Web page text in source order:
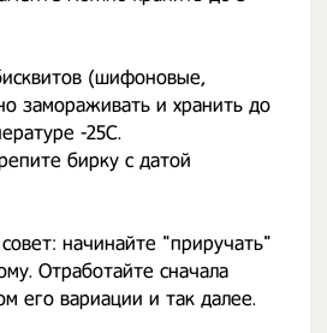
(шифоновые,
замораживать и хранить до
-25С.
бирку с датой
начинайте "приручать"
Отработайте сначала
его вариации и так далее.